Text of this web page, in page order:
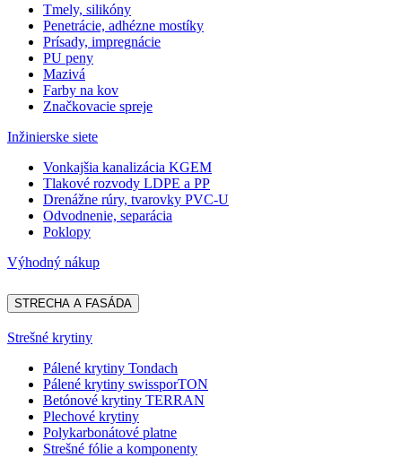
Tmely, silikóny
Penetrácie, adhézne mostíky
Prísady, impregnácie
PU peny
Mazivá
Farby na kov
Značkovacie spreje
Inžinierske siete
Vonkajšia kanalizácia KGEM
Tlakové rozvody LDPE a PP
Drenážne rúry, tvarovky PVC-U
Odvodnenie, separácia
Poklopy
Výhodný nákup
STRECHA A FASÁDA
Strešné krytiny
Pálené krytiny Tondach
Pálené krytiny swissporTON
Betónové krytiny TERRAN
Plechové krytiny
Polykarbonátové platne
Strešné fólie a komponenty